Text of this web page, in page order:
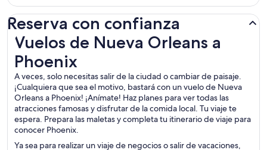
Reserva con confianza
Vuelos de Nueva Orleans a
Phoenix
A veces, solo necesitas salir de la ciudad o cambiar de paisaje.
¡Cualquiera que sea el motivo, bastará con un vuelo de Nueva
Orleans a Phoenix! ¡Anímate! Haz planes para ver todas las
atracciones famosas y disfrutar de la comida local. Tu viaje te
espera. Prepara las maletas y completa tu itinerario de viaje para
conocer Phoenix.
Ya sea para realizar un viaje de negocios o salir de vacaciones,
Vuelos de Nueva Orleans a Phoenix